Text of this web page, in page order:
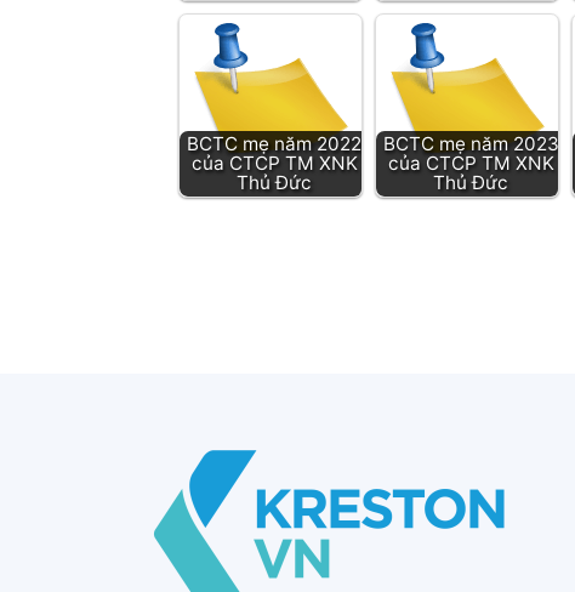
BCTC mẹ năm 2022
của CTCP TM XNK
Thủ Đức
BCTC mẹ năm 2023
của CTCP TM XNK
Thủ Đức